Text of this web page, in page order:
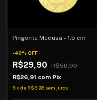
Pingente Medusa - 1,5 cm
-40% OFF
R$29,90
R$50,00
R$26,91 com Pix
5x de R$5,98 sem juros